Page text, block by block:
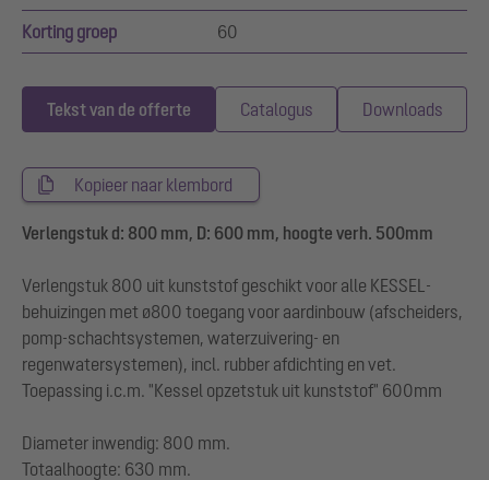
Korting groep 60
Tekst van de offerte Catalogus Downloads
Kopieer naar klembord
Verlengstuk d: 800 mm, D: 600 mm, hoogte verh. 500mm
Verlengstuk 800 uit kunststof geschikt voor alle KESSEL-
behuizingen met ø800 toegang voor aardinbouw (afscheiders,
pomp-schachtsystemen, waterzuivering- en
regenwatersystemen), incl. rubber afdichting en vet.
Toepassing i.c.m. "Kessel opzetstuk uit kunststof" 600mm
Diameter inwendig: 800 mm.
Totaalhoogte: 630 mm.